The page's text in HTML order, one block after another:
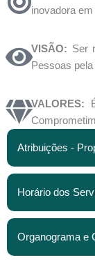
inovadora
VISÃO: Ser
Pessoas
VALORES:
Atribuições -
Horário dos
Organograma e